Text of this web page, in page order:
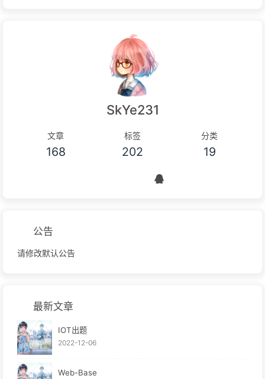
SkYe231
文章
168
标签
202
分类
19
公告
请修改默认公告
最新文章
IOT出题
2022-12-06
Web-Base